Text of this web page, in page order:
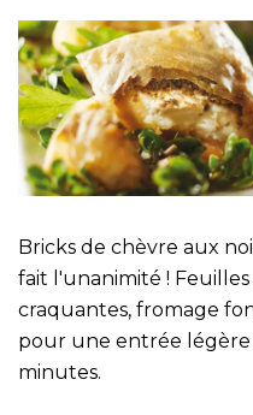
Bricks de chèvre aux
fait l'unanimité !
craquantes, fromage
pour une entrée
minutes.